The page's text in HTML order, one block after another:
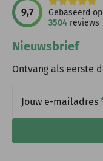
9,7
Gebaseerd op
3504 reviews
Nieuwsbrief
Ontvang als eerste
Jouw e-mailadres